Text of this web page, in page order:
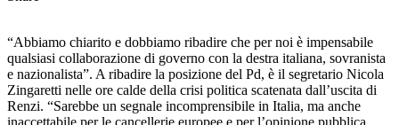
“Abbiamo chiarito e dobbiamo ribadire che per noi è impensabile
qualsiasi collaborazione di governo con la destra italiana, sovranista
e nazionalista”. A ribadire la posizione del Pd, è il segretario Nicola
Zingaretti nelle ore calde della crisi politica scatenata dall’uscita di
Renzi. “Sarebbe un segnale incomprensibile in Italia, ma anche